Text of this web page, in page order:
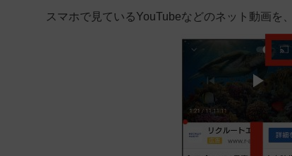
スマホで見ているYouTubeなどのネット動画を